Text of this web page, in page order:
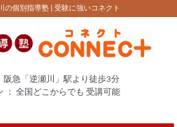
の個別指導塾 | 受験に強いコネクト
阪急「逆瀬川」駅より徒歩3分
： 全国どこからでも 受講可能